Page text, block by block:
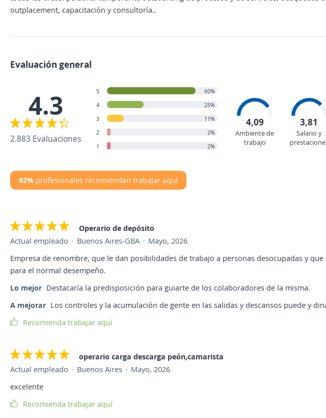
outplacement, capacitación y consultoría..
Evaluación general
4.3
2.883 Evaluaciones
5
60%
4
25%
3
11%
2
2%
1
2%
4,09
Ambiente de
trabajo
3,81
Salario y
92% profesionales recomiendan trabajar aquí
Operario de depósito
Actual empleado
Buenos Aires-GBA
Mayo, 2026
Empresa de renombre, que le dan posibilidades de trabajo a personas desocupadas y
para el normal desempeño.
Lo mejor Destacaría la predisposición para guiarte de los colaboradores de la misma.
A mejorar Los controles y la acumulación de gente en las salidas y descansos puede y
Recomienda trabajar aquí
operario carga descarga peón,camarista
Actual empleado
Buenos Aires
Mayo, 2026
excelente
Recomienda trabajar aquí